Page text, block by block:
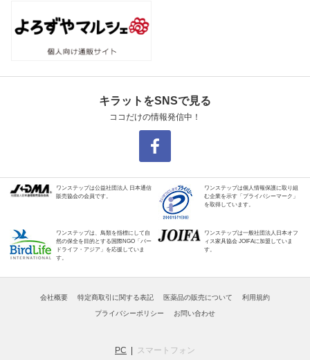
キラットをSNSで見る
ココだけの情報発信中！
ワンステップは公益社団法人 日本通信
販売協会の会員です。
ワンステップは個人情報保護に取り組
む企業を示す「プライバシーマーク」
を取得しています。
ワンステップは、鳥類を指標にして自
然の保全を目的とする国際NGO「バー
ドライフ・アジア」を応援していま
す。
ワンステップは一般社団法人日本オフ
ィス家具協会 JOIFAに加盟していま
す。
会社概要 特定商取引に関する表記 医薬品の販売について 利用規約
プライバシーポリシー お問い合わせ
PC スマートフォン